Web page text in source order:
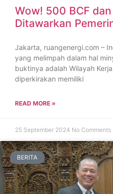
Wow! 500 BCF
Ditawarkan
Jakarta, ruangenergi.com –
yang melimpah dalam hal
buktinya adalah Wilayah
diperkirakan memiliki
READ MORE »
25 September 2024 No Comments
BERITA